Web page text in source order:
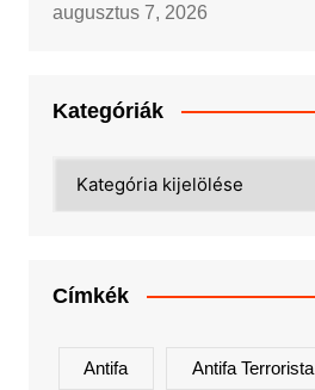
augusztus 7, 2026
Kategóriák
Címkék
Antifa Antifa Terrorista